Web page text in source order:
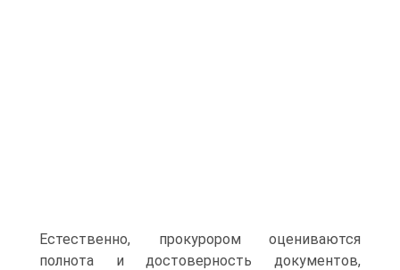
Естественно, прокурором оцениваются
полнота и достоверность документов,